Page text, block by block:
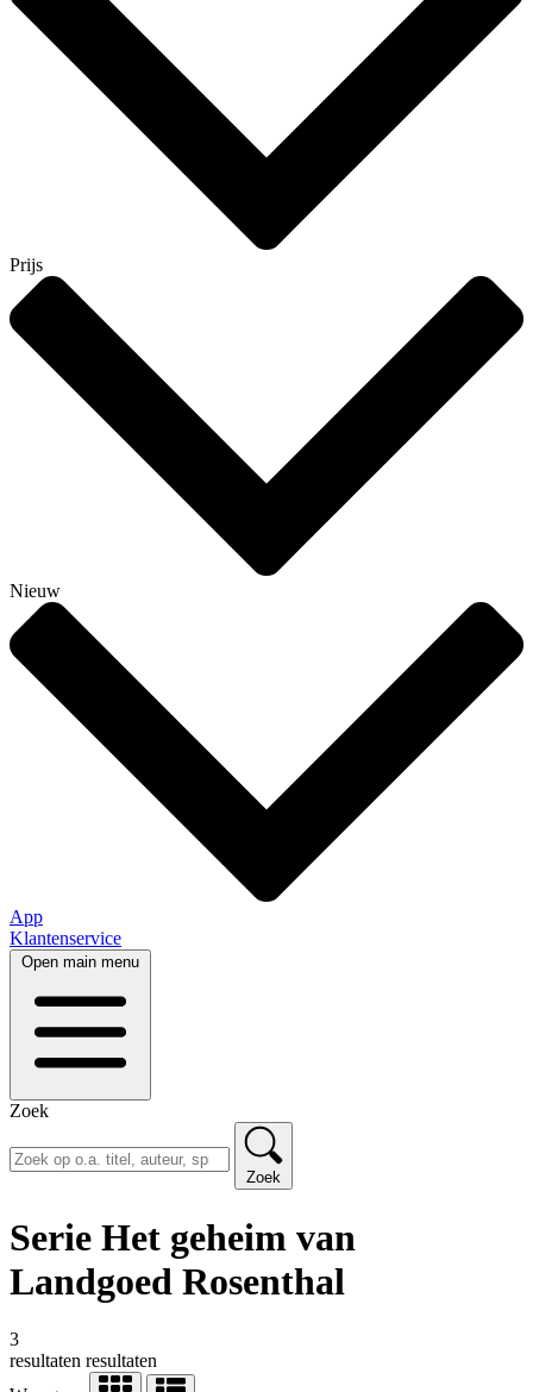
Prijs
Nieuw
App
Klantenservice
Open main menu
Zoek
Zoek
Serie Het geheim van
Landgoed Rosenthal
3
resultaten resultaten